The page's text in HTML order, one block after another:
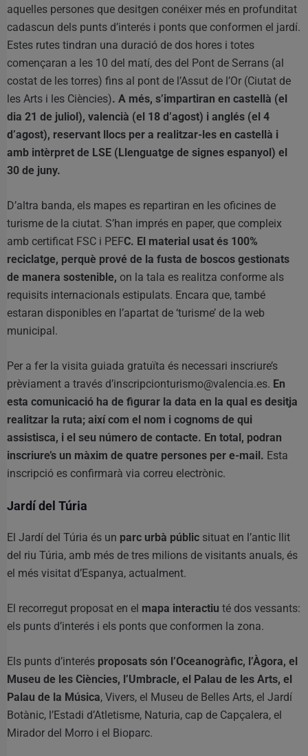
aquelles persones que desitgen conéixer més en profunditat
cadascun dels punts d’interés i ponts que conformen el jardí.
Estes rutes tindran una duració de dos hores i totes
començaran a les 10 del matí, des del Pont de Serrans (al
costat de les torres) fins al pont de l’Assut de l’Or (Ciutat de
les Arts i les Ciències). A més, s’impartiran en castellà (el
dia 21 de juliol), valencià (el 18 d’agost) i anglés (el 4
d’agost), reservant llocs per a realitzar-les en castellà i
amb intèrpret de LSE (Llenguatge de signes espanyol) el
30 de juny.
D’altra banda, els mapes es repartiran en les oficines de
turisme de la ciutat. S’han imprés en paper, que compleix
amb certificat FSC i PEFC. El material usat és 100%
reciclatge, perquè prové de la fusta de boscos gestionats
de manera sostenible, on la tala es realitza conforme als
requisits internacionals estipulats. Encara que, també
estaran disponibles en l’apartat de ‘turisme’ de la web
municipal.
Per a fer la visita guiada gratuïta és necessari inscriure’s
prèviament a través d’inscripcionturismo@valencia.es. En
esta comunicació ha de figurar la data en la qual es desitja
realitzar la ruta; així com el nom i cognoms de qui
assistisca, i el seu número de contacte. En total, podran
inscriure’s un màxim de quatre persones per e-mail. Esta
inscripció es confirmarà via correu electrònic.
Jardí del Túria
El Jardí del Túria és un parc urbà públic situat en l’antic llit
del riu Túria, amb més de tres milions de visitants anuals, és
el més visitat d’Espanya, actualment.
El recorregut proposat en el mapa interactiu té dos vessants:
els punts d’interés i els ponts que conformen la zona.
Els punts d’interés proposats són l’Oceanogràfic, l’Àgora, el
Museu de les Ciències, l’Umbracle, el Palau de les Arts, el
Palau de la Música, Vivers, el Museu de Belles Arts, el Jardí
Botànic, l’Estadi d’Atletisme, Naturia, cap de Capçalera, el
Mirador del Morro i el Bioparc.